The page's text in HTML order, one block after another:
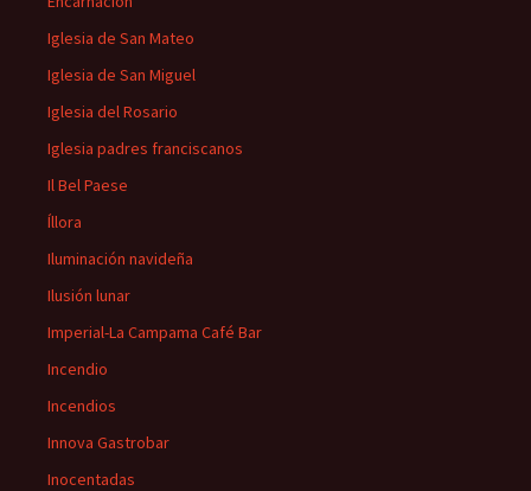
Iglesia de San Mateo
Iglesia de San Miguel
Iglesia del Rosario
Iglesia padres franciscanos
Il Bel Paese
Íllora
Iluminación navideña
Ilusión lunar
Imperial-La Campama Café Bar
Incendio
Incendios
Innova Gastrobar
Inocentadas